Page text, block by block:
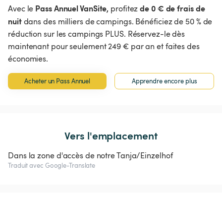
Avec le Pass Annuel VanSite, profitezde 0 € de frais de
nuitdans des milliers de campings. Bénéficiez de 50 % de
réduction sur les campings PLUS. Réservez-le dès
maintenant pour seulement 249 € par an et faites des
économies.
Acheter un Pass Annuel Apprendre encore plus
Vers l'emplacement
Dans la zone d'accès de notre Tanja/Einzelhof
Traduit avec Google-Translate